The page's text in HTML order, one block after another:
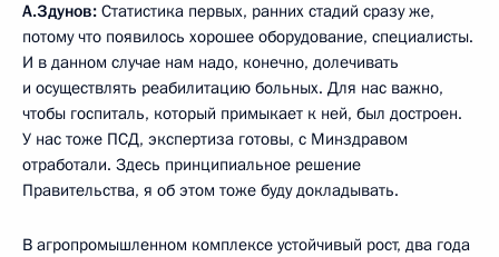
А.Здунов: Статистика первых, ранних стадий сразу же,
потому что появилось хорошее оборудование, специалисты.
И в данном случае нам надо, конечно, долечивать
и осуществлять реабилитацию больных. Для нас важно,
чтобы госпиталь, который примыкает к ней, был достроен.
У нас тоже ПСД, экспертиза готовы, с Минздравом
отработали. Здесь принципиальное решение
Правительства, я об этом тоже буду докладывать.
В агропромышленном комплексе устойчивый рост, два года